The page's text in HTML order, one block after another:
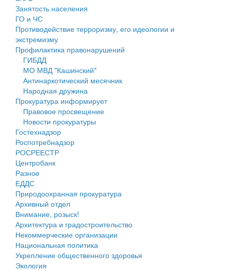
Оценка регулирующего воздействия
Деятельность МУ
Нормативы градостроительного проектирования
Правила землепользования и застройки
Генеральные планы
Проекты планировки территории
Собрание депутатов
Городское поселение
Сельские поселения
Занятость населения
ГО и ЧС
Противодействие терроризму, его идеологии и
экстремизму
Профилактика правонарушений
ГИБДД
МО МВД "Кашинский"
Антинаркотический месячник
Народная дружина
Прокуратура информирует
Правовое просвещение
Новости прокуратуры
Гостехнадзор
Роспотребнадзор
РОСРЕЕСТР
Центробанк
Разное
ЕДДС
Природоохранная прокуратура
Архивный отдел
Внимание, розыск!
Архитектура и градостроительство
Некоммерческие организации
Национальная политика
Укрепление общественного здоровья
Экология